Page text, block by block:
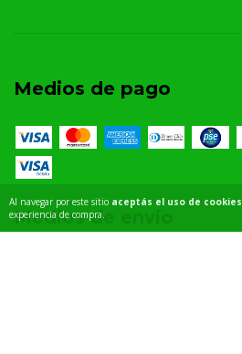
Al navegar por este sitio aceptás el uso de cookies
experiencia de compra.